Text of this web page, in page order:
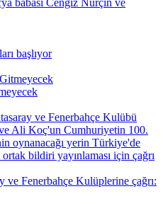
başlıyor
ve Fenerbahçe Kulüplerine çağrı: